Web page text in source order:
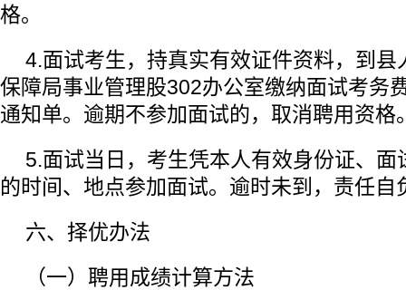
格。
4.面试考生，持真实有效证件资料，到县
保障局事业管理股302办公室缴纳面试考务
通知单。逾期不参加面试的，取消聘用资格
5.面试当日，考生凭本人有效身份证、面
的时间、地点参加面试。逾时未到，责任自
六、择优办法
（一）聘用成绩计算方法